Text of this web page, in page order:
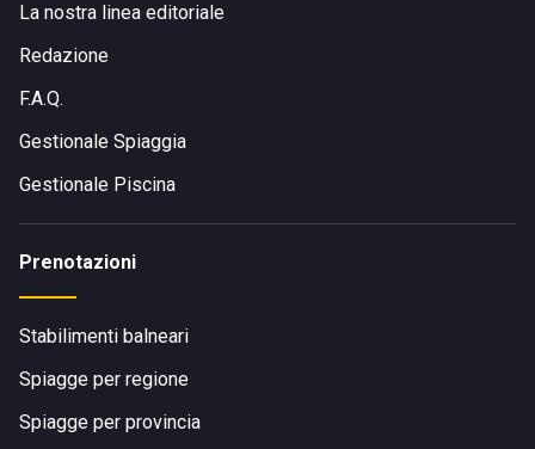
La nostra linea editoriale
Redazione
F.A.Q.
Gestionale Spiaggia
Gestionale Piscina
Prenotazioni
Stabilimenti balneari
Spiagge per regione
Spiagge per provincia